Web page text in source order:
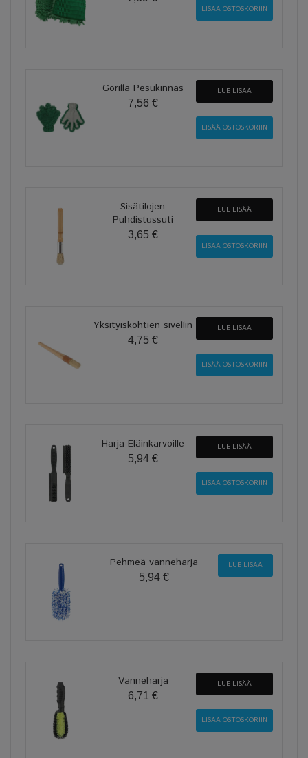
Gorilla Pesukinnas
7,56 €
LUE LISÄÄ
Sisätilojen
Puhdistussuti
3,65 €
LUE LISÄÄ
Yksityiskohtien sivellin
4,75 €
LUE LISÄÄ
Harja Eläinkarvoille
5,94 €
LUE LISÄÄ
Pehmeä vanneharja
5,94 €
LUE LISÄÄ
Vanneharja
6,71 €
LUE LISÄÄ